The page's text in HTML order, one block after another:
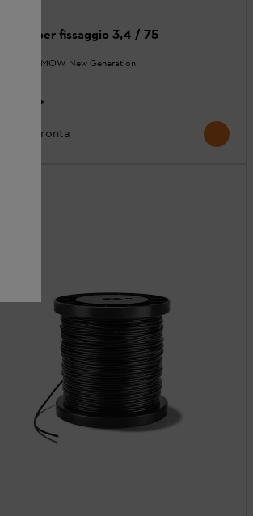
Chiodi per fissaggio 3,4 / 75
Accessori iMOW New Generation
*
Confronta